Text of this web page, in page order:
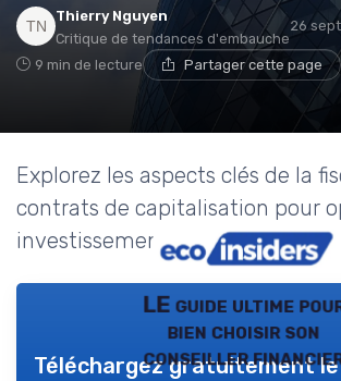
Thierry Nguyen
Critique de tendances d'embauche
26
9 min de lecture Partager cette page
Explorez les aspects clés de la
contrats de capitalisation pour
investissements financiers.
LE guide ultime
bien choisir son
conseiller
Téléchargez gratuitement